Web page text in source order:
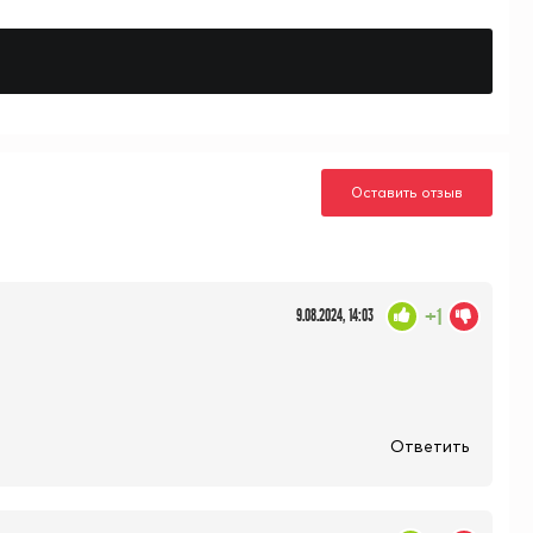
Оставить отзыв
9.08.2024, 14:03 +1
Ответить